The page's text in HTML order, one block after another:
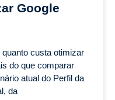
Google
custa otimizar
do que comparar
atual do Perfil da
da